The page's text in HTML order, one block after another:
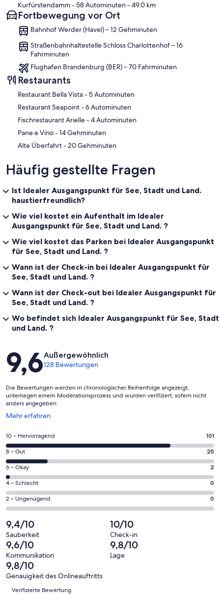
Kurfürstendamm- 58 Autominuten- 49.0 km
Fortbewegung vor Ort
Bahnhof Werder (Havel) – 12 Gehminuten
Straßenbahnhaltestelle Schloss Charlottenhof – 16
Fahrminuten
Flughafen Brandenburg (BER) – 70 Fahrminuten
Restaurants
‪Restaurant Bella Vista - ‬5 Autominuten
‪Restaurant Seapoint - ‬6 Autominuten
‪Fischrestaurant Arielle - ‬4 Autominuten
‪Pane e Vino - ‬14 Gehminuten
‪Alte Überfahrt - ‬20 Gehminuten
Häufig gestellte Fragen
Ist Idealer Ausgangspunkt für See, Stadt und Land.
haustierfreundlich?
Wie viel kostet ein Aufenthalt im Idealer
Ausgangspunkt für See, Stadt und Land. ?
Wie viel kostet das Parken bei Idealer Ausgangspunkt
für See, Stadt und Land. ?
Wann ist der Check-in bei Idealer Ausgangspunkt für
See, Stadt und Land. ?
Wann ist der Check-out bei Idealer Ausgangspunkt für
See, Stadt und Land. ?
Wo befindet sich Idealer Ausgangspunkt für See, Stadt
und Land. ?
Bewertungen
9,6Außergewöhnlich
128 Bewertungen
Die Bewertungen werden in chronologischer Reihenfolge angezeigt,
unterliegen einem Moderationsprozess und wurden verifiziert, sofern nicht
anders angegeben.
Mehr erfahren
Wird
einem
neuen
Fenster
geöffnet
101
von
insgesamt
128
Gästebewertungen
haben
eine
Bewertung
von
10
-
Hervorragend
10 – Hervorragend 101
25
von
insgesamt
128
Gästebewertungen
haben
Bewertung
von
8
-
Gut
8 – Gut 25
2
von
insgesamt
128
Gästebewertungen
haben
eine
Bewertung
von
6
-
Okay
6 – Okay 2
0
von
insgesamt
Gästebewertungen
haben
eine
Bewertung
von
4
4 – Schlecht 0
0
von
insgesamt
128
Gästebewertungen
haben
eine
Bewertung
2 – Ungenügend 0
9,4/10
Sauberkeit
10/10
Check-in
9,6/10
Kommunikation
9,8/10
Lage
9,8/10
Genauigkeit des Onlineauftritts
Bewertungen
Verifizierte Bewertung